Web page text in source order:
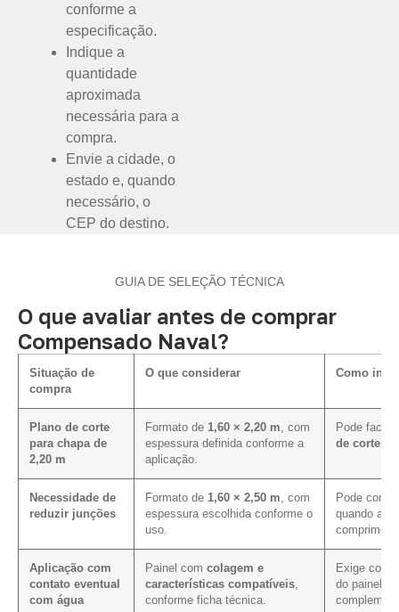
conforme a
especificação.
Indique a
quantidade
aproximada
necessária para a
compra.
Envie a cidade, o
estado e, quando
necessário, o
CEP do destino.
GUIA DE SELEÇÃO TÉCNICA
O que avaliar antes de comprar
Compensado Naval?
Situação de
compra
O que considerar Como
Plano de corte
para chapa de
2,20 m
Formato de 1,60 × 2,20 m , com
espessura definida conforme a
aplicação.
Pode
de corte e
Necessidade de
reduzir junções
Formato de 1,60 × 2,50 m , com
espessura escolhida conforme o
uso.
Pode
quando a
Aplicação com
contato eventual
com água
Painel com colagem e
características compatíveis
conforme ficha técnica.
Exige
do painel e